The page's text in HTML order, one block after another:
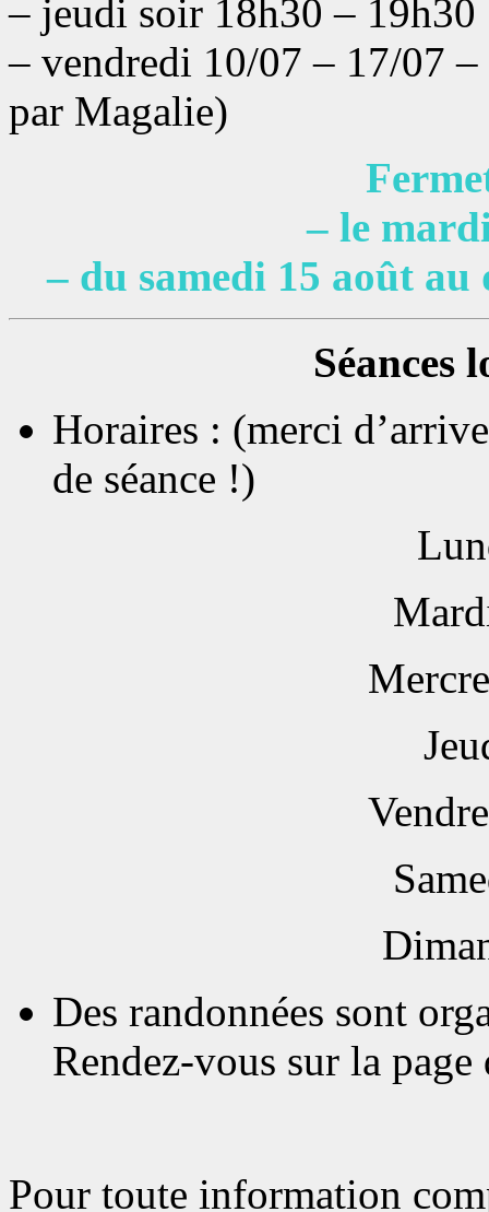
– jeudi soir 18h30 – 19h30
– vendredi 10/07 – 17/07
par Magalie)
– le
– du samedi 15 août
Séances
Horaires : (merci
de séance !)
Des randonnées sont
Rendez-vous sur la page
Pour toute information